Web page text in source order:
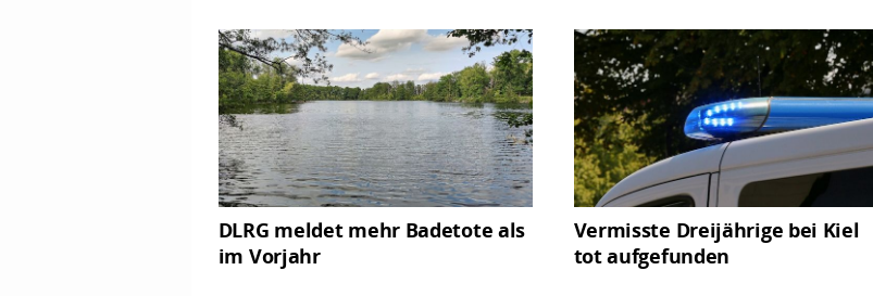
DLRG meldet mehr Badetote als
im Vorjahr
Vermisste Dreijährige bei Kiel
tot aufgefunden